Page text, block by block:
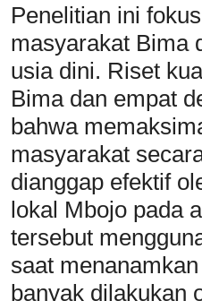
Penelitian ini
masyarakat Bima
usia dini. Riset
Bima dan empat
bahwa
masyarakat
dianggap efektif
lokal Mbojo pada
tersebut
saat
banyak dilakukan